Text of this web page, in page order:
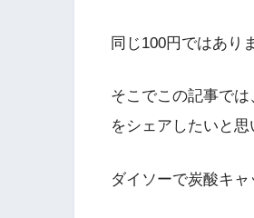
同じ100円ではあり
そこでこの記事で
をシェアしたいと思
ダイソーで炭酸キ